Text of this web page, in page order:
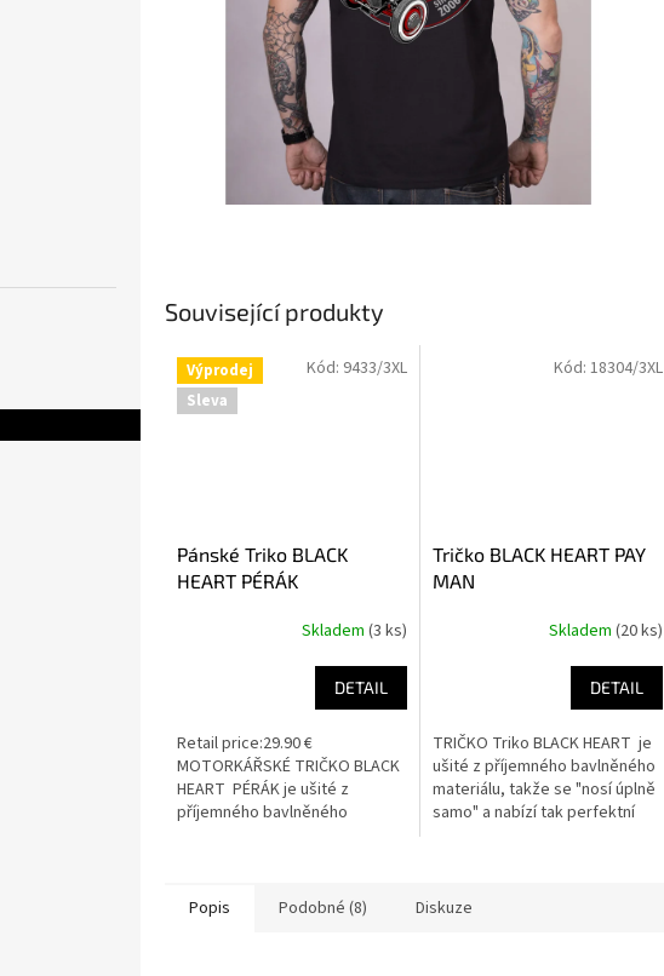
Související produkty
Výprodej
Sleva
Pánské Triko BLACK
HEART PÉRÁK
z
5
hvězdiček.
Skladem (3 ks)
DETAIL
Retail price:29.90 €
MOTORKÁŘSKÉ TRIČKO BLACK
HEART PÉRÁK je ušité z
příjemného bavlněného
Kód: 9433/3XL
Tričko BLACK HEART PAY
MAN
Skladem (20 ks)
DETAIL
TRIČKO Triko BLACK HEART je
ušité z příjemného bavlněného
materiálu, takže se "nosí úplně
samo" a nabízí tak perfektní
Kód: 18304/3XL
Popis Podobné (8) Diskuze